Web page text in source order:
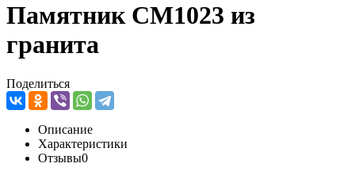
Памятник CM1023 из
гранита
Поделиться
Описание
Характеристики
Отзывы0